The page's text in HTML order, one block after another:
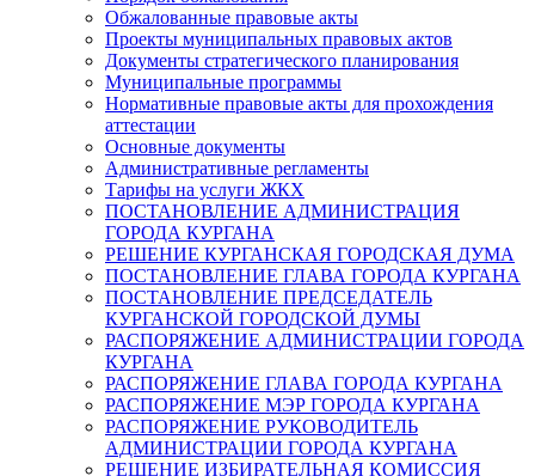
Обжалованные правовые акты
Проекты муниципальных правовых актов
Документы стратегического планирования
Муниципальные программы
Нормативные правовые акты для прохождения
аттестации
Основные документы
Административные регламенты
Тарифы на услуги ЖКХ
ПОСТАНОВЛЕНИЕ АДМИНИСТРАЦИЯ
ГОРОДА КУРГАНА
РЕШЕНИЕ КУРГАНСКАЯ ГОРОДСКАЯ ДУМА
ПОСТАНОВЛЕНИЕ ГЛАВА ГОРОДА КУРГАНА
ПОСТАНОВЛЕНИЕ ПРЕДСЕДАТЕЛЬ
КУРГАНСКОЙ ГОРОДСКОЙ ДУМЫ
РАСПОРЯЖЕНИЕ АДМИНИСТРАЦИИ ГОРОДА
КУРГАНА
РАСПОРЯЖЕНИЕ ГЛАВА ГОРОДА КУРГАНА
РАСПОРЯЖЕНИЕ МЭР ГОРОДА КУРГАНА
РАСПОРЯЖЕНИЕ РУКОВОДИТЕЛЬ
АДМИНИСТРАЦИИ ГОРОДА КУРГАНА
РЕШЕНИЕ ИЗБИРАТЕЛЬНАЯ КОМИССИЯ